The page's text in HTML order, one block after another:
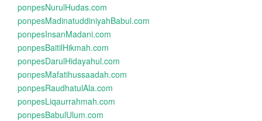
ponpesNurulHudas.com
ponpesMadinatuddiniyahBabul.com
ponpesInsanMadani.com
ponpesBaitilHikmah.com
ponpesDarulHidayahul.com
ponpesMafatihussaadah.com
ponpesRaudhatulAla.com
ponpesLiqaurrahmah.com
ponpesBabulUlum.com